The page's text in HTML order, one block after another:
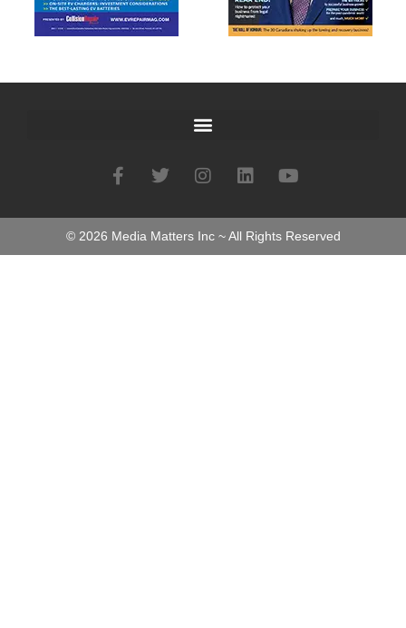
© 2026 Media Matters Inc ~ All Rights Reserved